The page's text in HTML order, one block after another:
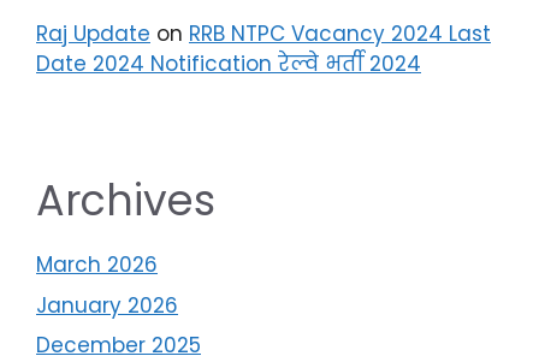
Raj Update on RRB NTPC Vacancy 2024 Last
Date 2024 Notification रेल्वे भर्ती 2024
Archives
March 2026
January 2026
December 2025